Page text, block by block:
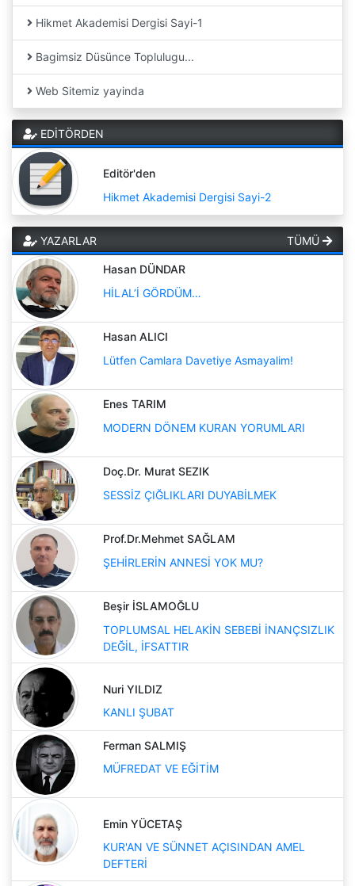
Hikmet Akademisi Dergisi Sayi-1
Bagimsiz Düsünce Toplulugu...
Web Sitemiz yayinda
EDİTÖRDEN
Editör'den
Hikmet Akademisi Dergisi Sayi-2
YAZARLAR TÜMÜ
Hasan DÜNDAR
HİLAL’İ GÖRDÜM…
Hasan ALICI
Lütfen Camlara Davetiye Asmayalim!
Enes TARIM
MODERN DÖNEM KURAN YORUMLARI
Doç.Dr. Murat SEZIK
SESSİZ ÇIĞLIKLARI DUYABİLMEK
Prof.Dr.Mehmet SAĞLAM
ŞEHİRLERİN ANNESİ YOK MU?
Beşir İSLAMOĞLU
TOPLUMSAL HELAKİN SEBEBİ İNANÇSIZLIK
DEĞİL, İFSATTIR
Nuri YILDIZ
KANLI ŞUBAT
Ferman SALMIŞ
MÜFREDAT VE EĞİTİM
Emin YÜCETAŞ
KUR'AN VE SÜNNET AÇISINDAN AMEL
DEFTERİ